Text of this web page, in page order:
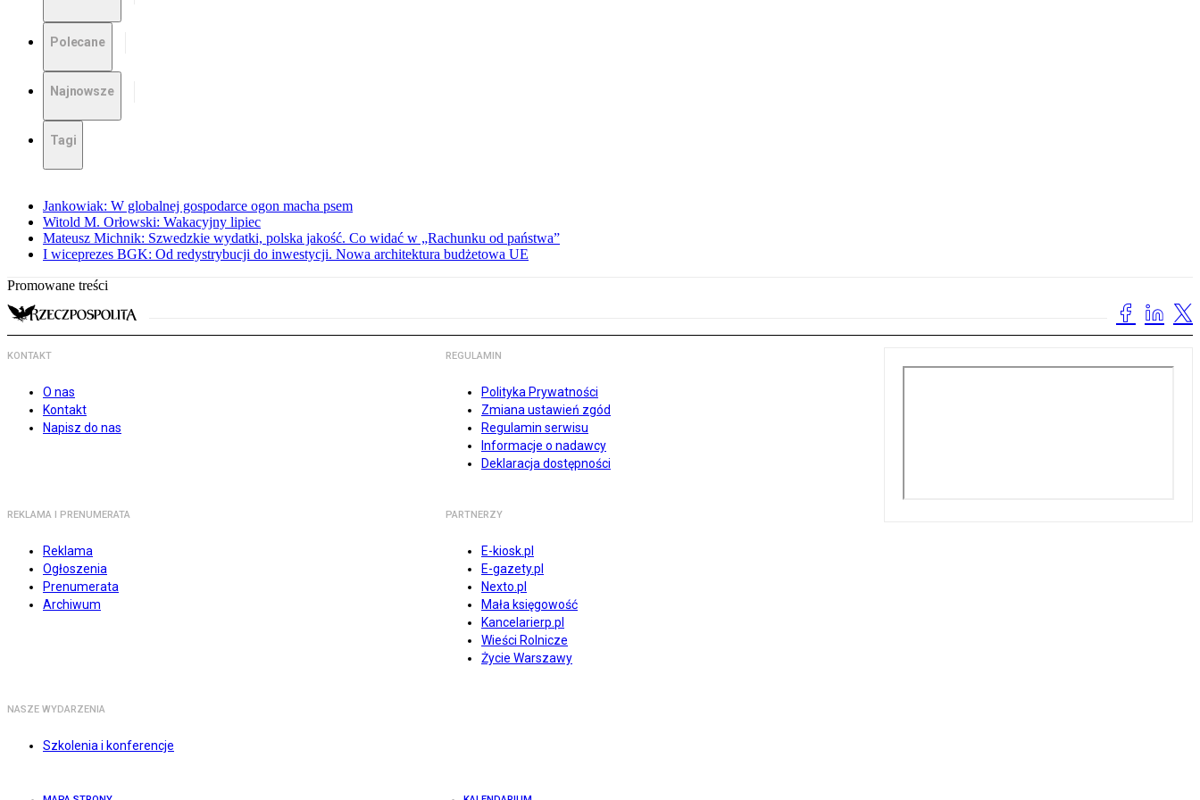
Polecane
Najnowsze
Tagi
Jankowiak: W globalnej gospodarce ogon macha psem
Witold M. Orłowski: Wakacyjny lipiec
Mateusz Michnik: Szwedzkie wydatki, polska jakość. Co widać w „Rachunku od państwa”
I wiceprezes BGK: Od redystrybucji do inwestycji. Nowa architektura budżetowa UE
Promowane treści
KONTAKT
O nas
Kontakt
Napisz do nas
REGULAMIN
Polityka Prywatności
Zmiana ustawień zgód
Regulamin serwisu
Informacje o nadawcy
Deklaracja dostępności
REKLAMA I PRENUMERATA
Reklama
Ogłoszenia
Prenumerata
Archiwum
PARTNERZY
E-kiosk.pl
E-gazety.pl
Nexto.pl
Mała księgowość
Kancelarierp.pl
Wieści Rolnicze
Życie Warszawy
NASZE WYDARZENIA
Szkolenia i konferencje